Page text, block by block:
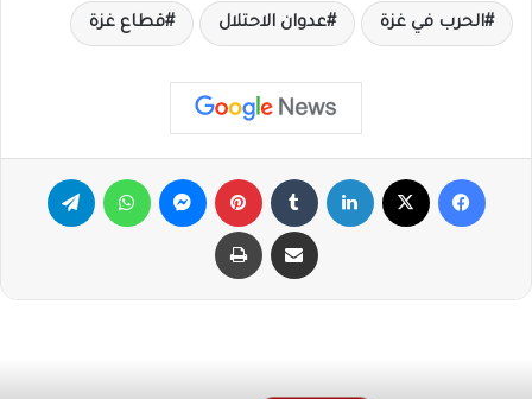
الحرب في غزة عدوان الاحتلال قطاع غزة